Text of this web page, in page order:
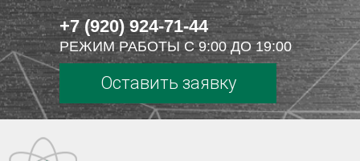
+7 (920) 924-71-44
РЕЖИМ РАБОТЫ С 9:00 ДО 19:00
Оставить заявку